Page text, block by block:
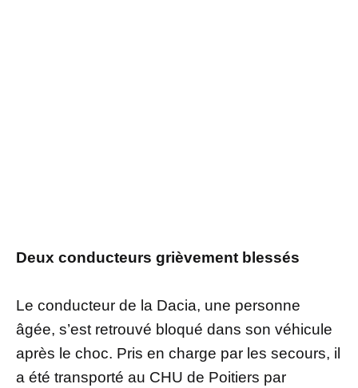
Deux conducteurs grièvement blessés
Le conducteur de la Dacia, une personne
âgée, s’est retrouvé bloqué dans son véhicule
après le choc. Pris en charge par les secours, il
a été transporté au CHU de Poitiers par